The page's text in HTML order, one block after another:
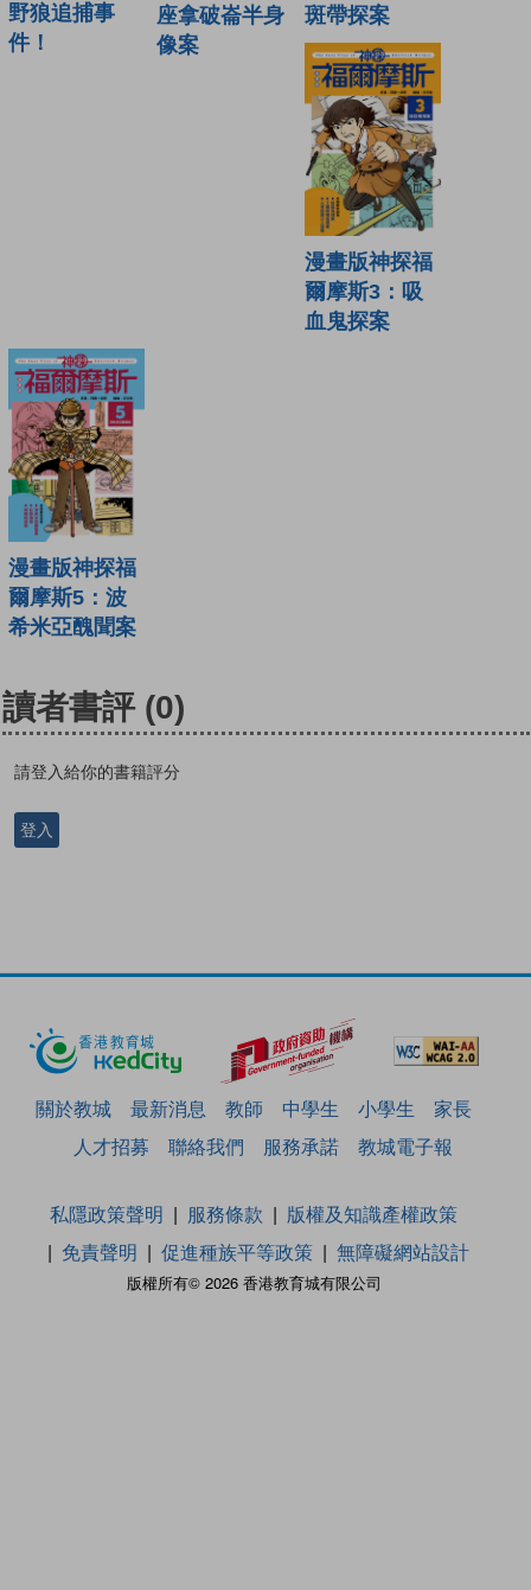
野狼追捕事
件！
座拿破崙半身
像案
斑帶探案
漫畫版神探福
爾摩斯3：吸
血鬼探案
漫畫版神探福
爾摩斯5：波
希米亞醜聞案
讀者書評 (0)
請登入給你的書籍評分
登入
關於教城 最新消息 教師 中學生 小學生
家長
人才招募
聯絡我們 服務承諾 教城電子報
版權所有© 2026 香港教育城有限公司
私隱政策聲明 服務條款
版權及知識產權政策
免責聲明
促進種族平等政策 無障礙網站設計